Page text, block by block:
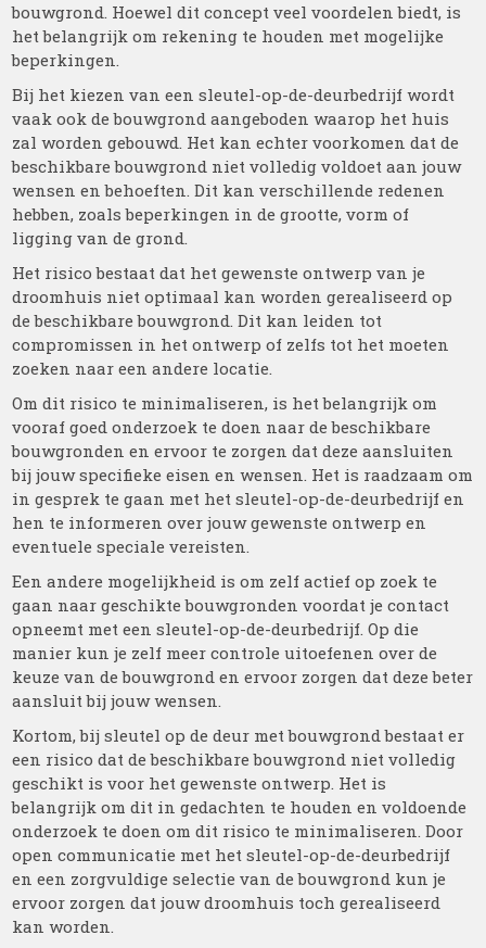
bouwgrond. Hoewel dit concept veel voordelen biedt, is
het belangrijk om rekening te houden met mogelijke
beperkingen.
Bij het kiezen van een sleutel-op-de-deurbedrijf wordt
vaak ook de bouwgrond aangeboden waarop het huis
zal worden gebouwd. Het kan echter voorkomen dat de
beschikbare bouwgrond niet volledig voldoet aan jouw
wensen en behoeften. Dit kan verschillende redenen
hebben, zoals beperkingen in de grootte, vorm of
ligging van de grond.
Het risico bestaat dat het gewenste ontwerp van je
droomhuis niet optimaal kan worden gerealiseerd op
de beschikbare bouwgrond. Dit kan leiden tot
compromissen in het ontwerp of zelfs tot het moeten
zoeken naar een andere locatie.
Om dit risico te minimaliseren, is het belangrijk om
vooraf goed onderzoek te doen naar de beschikbare
bouwgronden en ervoor te zorgen dat deze aansluiten
bij jouw specifieke eisen en wensen. Het is raadzaam om
in gesprek te gaan met het sleutel-op-de-deurbedrijf en
hen te informeren over jouw gewenste ontwerp en
eventuele speciale vereisten.
Een andere mogelijkheid is om zelf actief op zoek te
gaan naar geschikte bouwgronden voordat je contact
opneemt met een sleutel-op-de-deurbedrijf. Op die
manier kun je zelf meer controle uitoefenen over de
keuze van de bouwgrond en ervoor zorgen dat deze beter
aansluit bij jouw wensen.
Kortom, bij sleutel op de deur met bouwgrond bestaat er
een risico dat de beschikbare bouwgrond niet volledig
geschikt is voor het gewenste ontwerp. Het is
belangrijk om dit in gedachten te houden en voldoende
onderzoek te doen om dit risico te minimaliseren. Door
open communicatie met het sleutel-op-de-deurbedrijf
en een zorgvuldige selectie van de bouwgrond kun je
ervoor zorgen dat jouw droomhuis toch gerealiseerd
kan worden.